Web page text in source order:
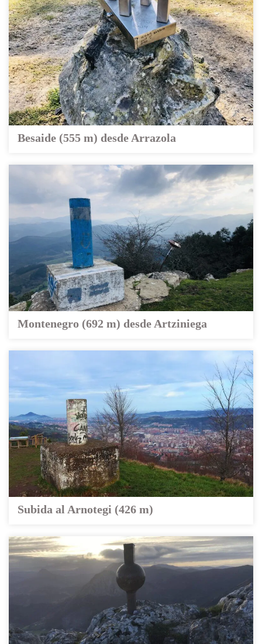
Besaide (555 m) desde Arrazola
Montenegro (692 m) desde Artziniega
Subida al Arnotegi (426 m)